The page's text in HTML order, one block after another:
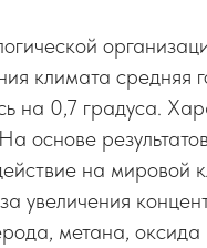
климата средняя
на 0,7 градуса.
основе
на мировой
увеличения
метана,